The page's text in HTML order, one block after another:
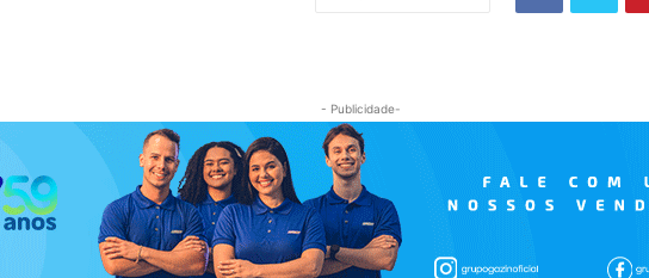
- Publicidade-